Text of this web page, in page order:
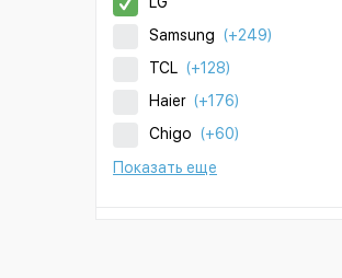
Samsung (+249)
TCL (+128)
Haier (+176)
Chigo (+60)
Показать еще